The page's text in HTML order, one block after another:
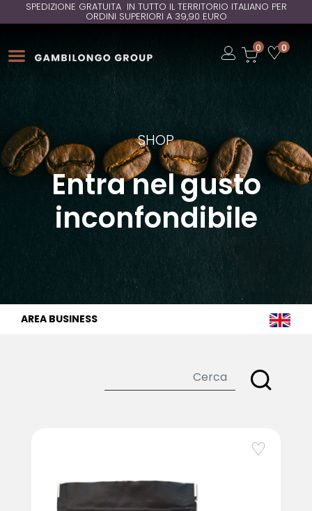
SPEDIZIONE GRATUITA IN TUTTO IL TERRITORIO ITALIANO PER
ORDINI SUPERIORI A 39,90 EURO
Open
0 Open
0
SHOP
Entra nel gusto
inconfondibile
AREA BUSINESS
favorite_border